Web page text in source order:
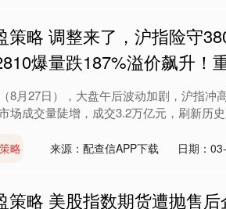
策略 调整来了，沪指险守
爆量跌187%溢价飙升！
8月27日），大盘午后波动加剧，沪指冲
场成交量陡增，成交3.2万亿元，刷新历
略 来源：配查信APP下载 日期：
策略 美股指数期货遭抛售后